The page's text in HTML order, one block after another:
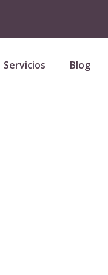
Servicios Blog